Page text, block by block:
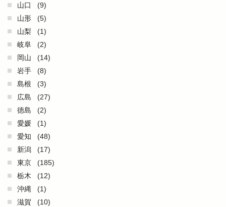
山口
(9)
山形
(5)
山梨
(1)
岐阜
(2)
岡山
(14)
岩手
(8)
島根
(3)
広島
(27)
徳島
(2)
愛媛
(1)
愛知
(48)
新潟
(17)
東京
(185)
栃木
(12)
沖縄
(1)
滋賀
(10)